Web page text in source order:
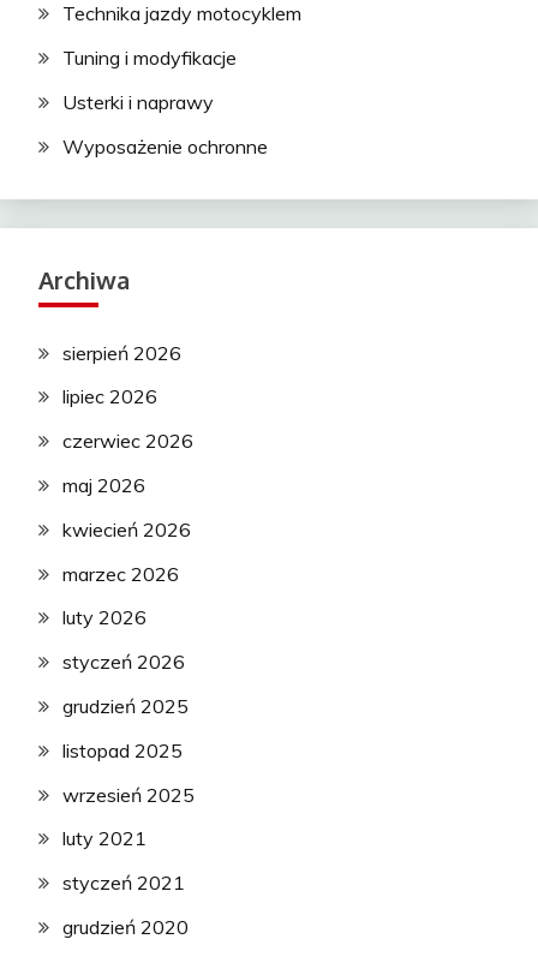
Technika jazdy motocyklem
Tuning i modyfikacje
Usterki i naprawy
Wyposażenie ochronne
Archiwa
sierpień 2026
lipiec 2026
czerwiec 2026
maj 2026
kwiecień 2026
marzec 2026
luty 2026
styczeń 2026
grudzień 2025
listopad 2025
wrzesień 2025
luty 2021
styczeń 2021
grudzień 2020